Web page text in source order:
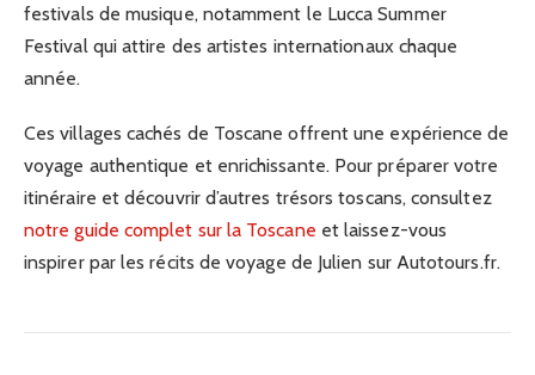
festivals de musique, notamment le Lucca Summer
Festival qui attire des artistes internationaux chaque
année.
Ces villages cachés de Toscane offrent une expérience de
voyage authentique et enrichissante. Pour préparer votre
itinéraire et découvrir d’autres trésors toscans, consultez
notre guide complet sur la Toscane et laissez-vous
inspirer par les récits de voyage de Julien sur Autotours.fr.